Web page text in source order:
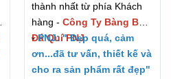
thành nhất từ phía Khách
hàng - Công Ty Bàng Bạc
Đá Quí PNJ
-PNJ: " Đẹp quá, cảm
ơn...đã tư vấn, thiết kế và
cho ra sản phẩm rất đẹp"